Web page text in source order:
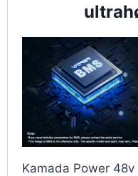
Kamada Power